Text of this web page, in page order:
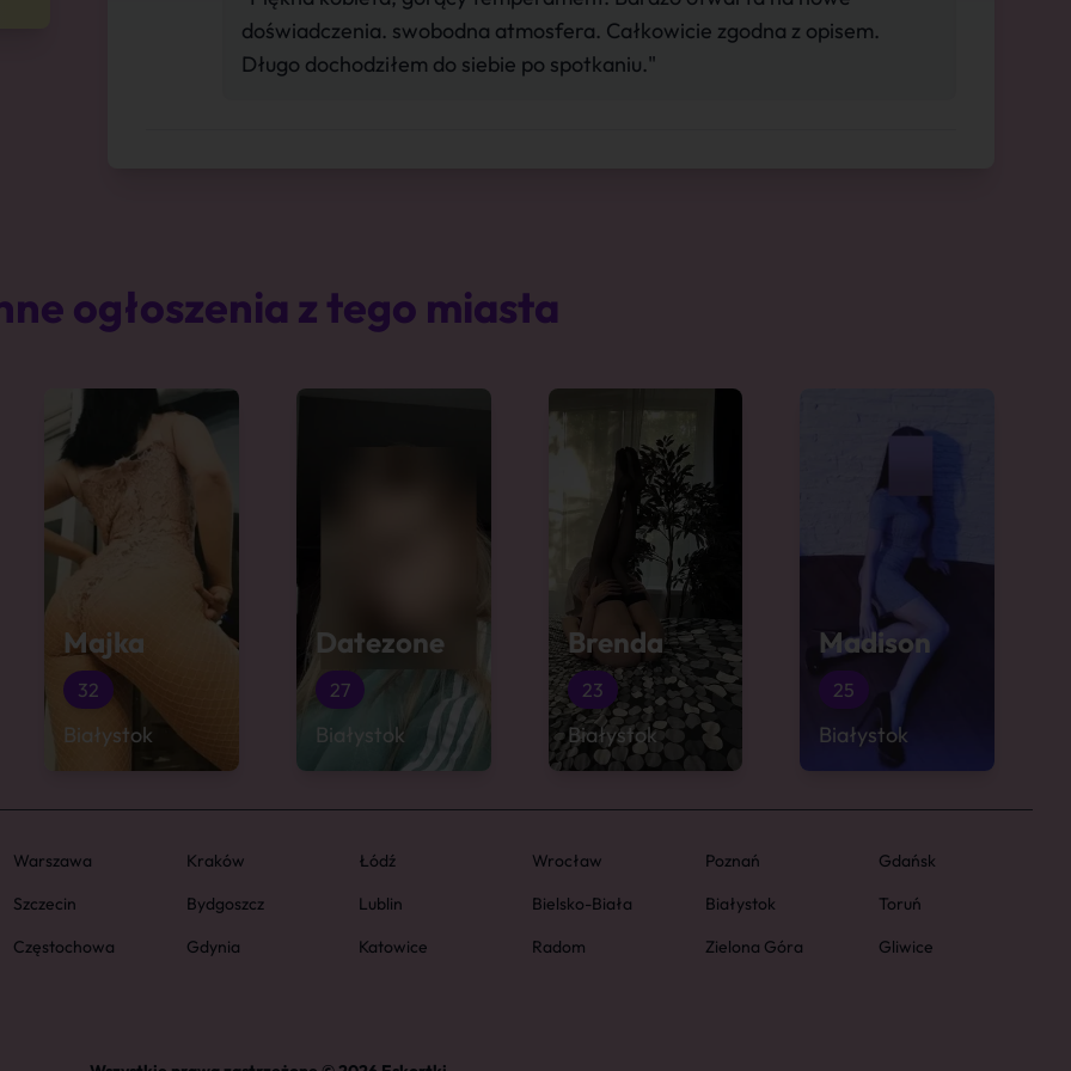
doświadczenia. swobodna atmosfera. Całkowicie zgodna z opisem.
Długo dochodziłem do siebie po spotkaniu."
ogłoszenia z tego miasta
Majka
32
Białystok
Datezone
27
Białystok
Brenda
23
Białystok
Madison
25
Białystok
Warszawa Kraków Łódź Wrocław Poznań
Gdańsk
Szczecin
Bydgoszcz Lublin Bielsko-Biała Białystok
Toruń
Częstochowa
Gdynia Katowice Radom Zielona Góra Gliwice